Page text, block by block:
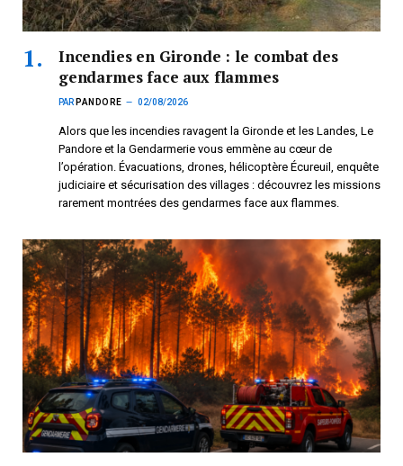
Incendies en Gironde : le combat des
gendarmes face aux flammes
PAR PANDORE 02/08/2026
Alors que les incendies ravagent la Gironde et les Landes, Le
Pandore et la Gendarmerie vous emmène au cœur de
l’opération. Évacuations, drones, hélicoptère Écureuil, enquête
judiciaire et sécurisation des villages : découvrez les missions
rarement montrées des gendarmes face aux flammes.